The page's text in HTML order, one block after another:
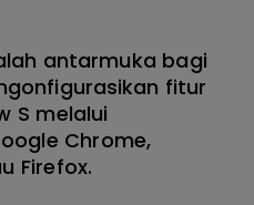
antarmuka bagi
fitur
S melalui
Chrome,
Firefox.